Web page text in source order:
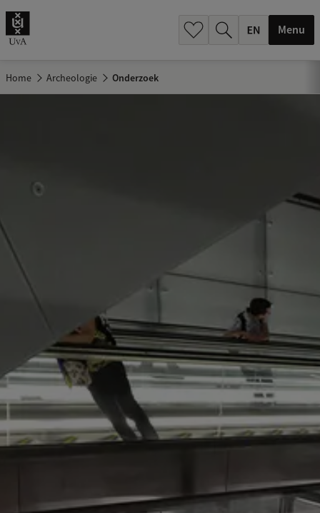
Menu
Home Archeologie Onderzoek